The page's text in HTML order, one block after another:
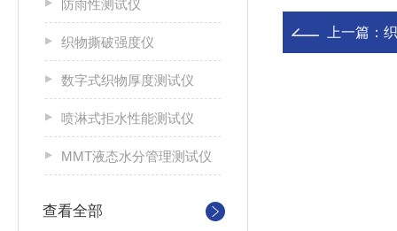
防雨性测试仪
织物撕破强度仪
数字式织物厚度测试仪
喷淋式拒水性能测试仪
MMT液态水分管理测试仪
查看全部
上一篇：